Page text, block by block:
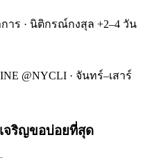
าร · นิติกรณ์กงสุล +2–4 วัน
@NYCLI · จันทร์–เสาร์
จริญขอบ่อยที่สุด